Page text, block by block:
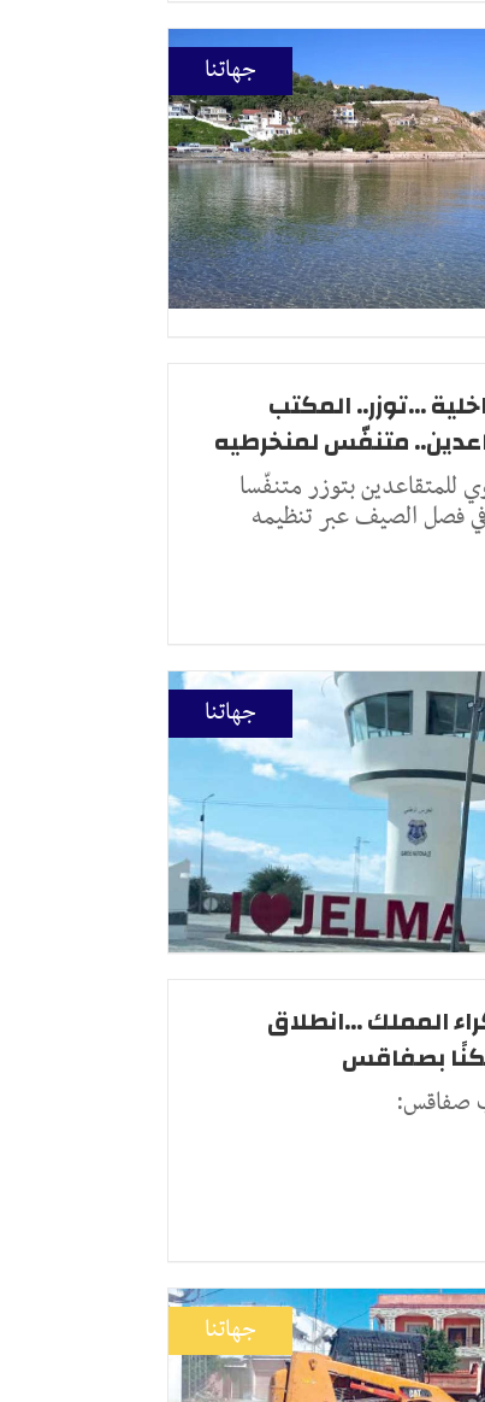
جهاتنا
...توزر.. المكتب
متنفّس لمنخرطيه
للمتقاعدين بتوزر متنفّسا
فصل الصيف عبر تنظيمه
جهاتنا
المملك ...انطلاق
صفاقس:
جهاتنا